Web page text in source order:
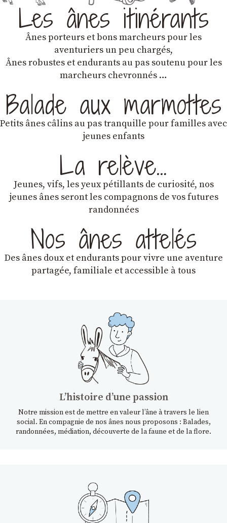
Les ânes itinérants
Ânes porteurs et bons marcheurs pour les
aventuriers un peu chargés,
Ânes robustes et endurants au pas soutenu pour les
marcheurs chevronnés …
Balade aux marmottes
Petits ânes câlins au pas tranquille pour familles avec
jeunes enfants
La relève…
Jeunes, vifs, les yeux pétillants de curiosité, nos
jeunes ânes seront les compagnons de vos futures
randonnées
Nos ânes attelés
Des ânes doux et endurantspour vivre une aventure
partagée, familiale et accessible à tous
Lʼhistoire dʼune passion
Notre mission est de mettre en valeur l’âne à travers le lien
social. En compagnie de nos ânes nous proposons : Balades,
randonnées, médiation, découverte de la faune et de la flore.